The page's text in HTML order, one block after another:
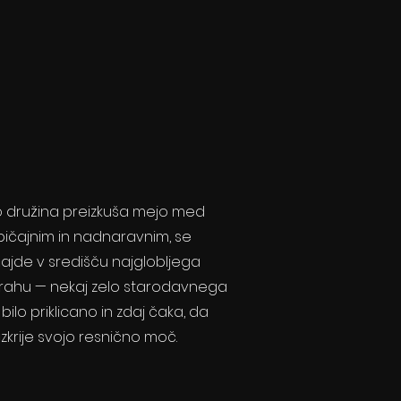
družina preizkuša mejo med
in nadnaravnim, se
v središču najglobljega
— nekaj zelo starodavnega
priklicano in zdaj čaka, da
svojo resnično moč.